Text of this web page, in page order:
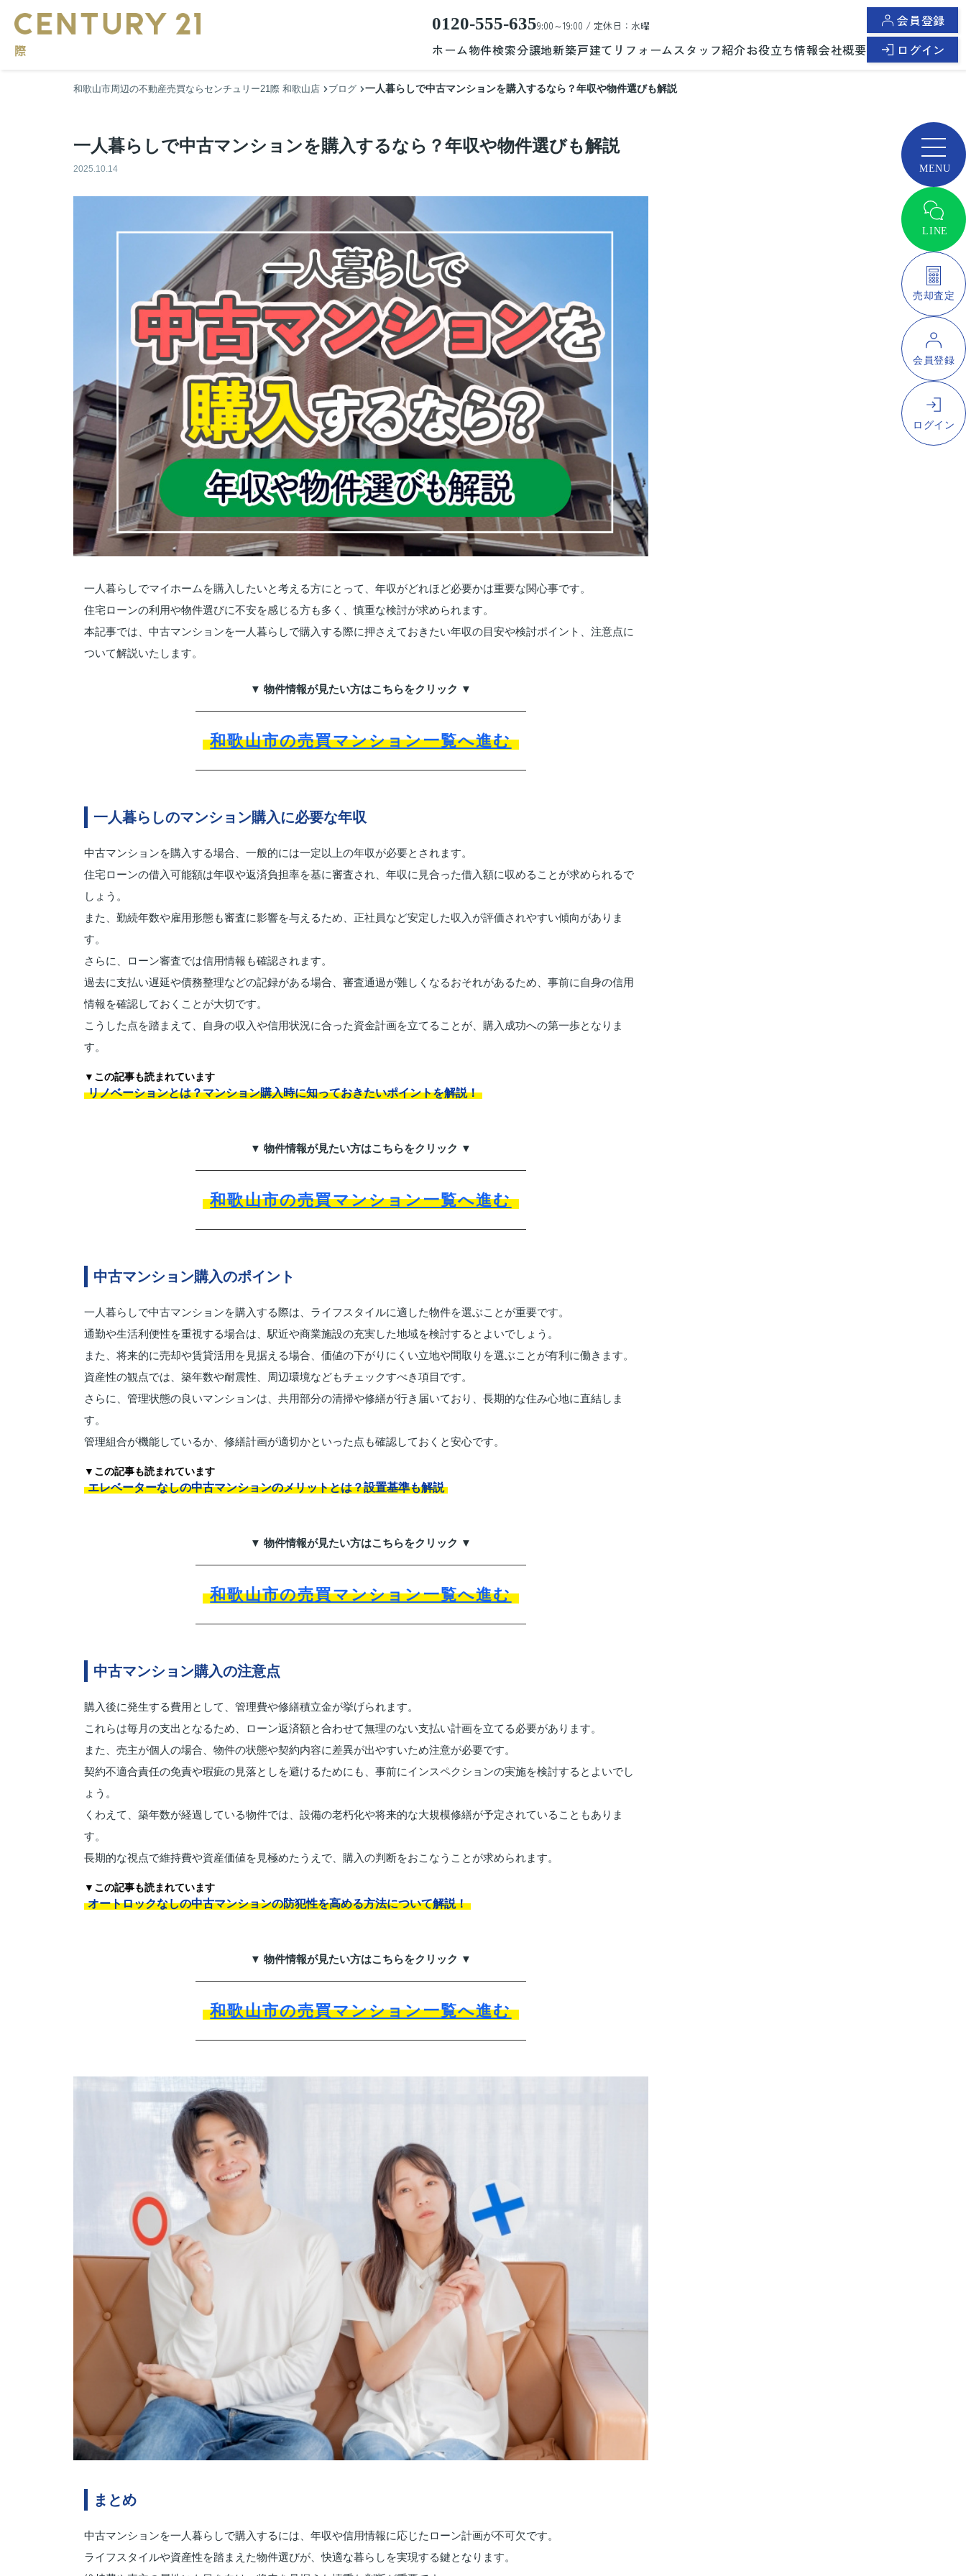
0120-555-6359:00～19:00 / 定休日：水曜
ホーム物件検索分譲地新築戸建て リフォーム スタッフ紹介お役立ち情報会社概要
会員登録
ログイン
和歌山市周辺の不動産売買ならセンチュリー21際 和歌山店 ブログ 一人暮らしで中古マンションを購入するなら？年収や物件選びも解説
一人暮らしで中古マンションを購入するなら？年収や物件選びも解説
2025.10.14
一人暮らしでマイホームを購入したいと考える方にとって、年収がどれほど必要かは重要な関心事です。
住宅ローンの利用や物件選びに不安を感じる方も多く、慎重な検討が求められます。
本記事では、中古マンションを一人暮らしで購入する際に押さえておきたい年収の目安や検討ポイント、注意点に
ついて解説いたします。
▼ 物件情報が見たい方はこちらをクリック ▼
和歌山市の売買マンション一覧へ進む
一人暮らしのマンション購入に必要な年収
中古マンションを購入する場合、一般的には一定以上の年収が必要とされます。
住宅ローンの借入可能額は年収や返済負担率を基に審査され、年収に見合った借入額に収めることが求められるで
しょう。
また、勤続年数や雇用形態も審査に影響を与えるため、正社員など安定した収入が評価されやすい傾向がありま
す。
さらに、ローン審査では信用情報も確認されます。
過去に支払い遅延や債務整理などの記録がある場合、審査通過が難しくなるおそれがあるため、事前に自身の信用
情報を確認しておくことが大切です。
こうした点を踏まえて、自身の収入や信用状況に合った資金計画を立てることが、購入成功への第一歩となりま
す。
▼この記事も読まれています
リノベーションとは？マンション購入時に知っておきたいポイントを解説！
▼ 物件情報が見たい方はこちらをクリック ▼
和歌山市の売買マンション一覧へ進む
中古マンション購入のポイント
一人暮らしで中古マンションを購入する際は、ライフスタイルに適した物件を選ぶことが重要です。
通勤や生活利便性を重視する場合は、駅近や商業施設の充実した地域を検討するとよいでしょう。
また、将来的に売却や賃貸活用を見据える場合、価値の下がりにくい立地や間取りを選ぶことが有利に働きます。
資産性の観点では、築年数や耐震性、周辺環境などもチェックすべき項目です。
さらに、管理状態の良いマンションは、共用部分の清掃や修繕が行き届いており、長期的な住み心地に直結しま
す。
管理組合が機能しているか、修繕計画が適切かといった点も確認しておくと安心です。
▼この記事も読まれています
エレベーターなしの中古マンションのメリットとは？設置基準も解説
▼ 物件情報が見たい方はこちらをクリック ▼
和歌山市の売買マンション一覧へ進む
中古マンション購入の注意点
購入後に発生する費用として、管理費や修繕積立金が挙げられます。
これらは毎月の支出となるため、ローン返済額と合わせて無理のない支払い計画を立てる必要があります。
また、売主が個人の場合、物件の状態や契約内容に差異が出やすいため注意が必要です。
契約不適合責任の免責や瑕疵の見落としを避けるためにも、事前にインスペクションの実施を検討するとよいでし
ょう。
くわえて、築年数が経過している物件では、設備の老朽化や将来的な大規模修繕が予定されていることもありま
す。
長期的な視点で維持費や資産価値を見極めたうえで、購入の判断をおこなうことが求められます。
▼この記事も読まれています
オートロックなしの中古マンションの防犯性を高める方法について解説！
▼ 物件情報が見たい方はこちらをクリック ▼
和歌山市の売買マンション一覧へ進む
まとめ
中古マンションを一人暮らしで購入するには、年収や信用情報に応じたローン計画が不可欠です。
ライフスタイルや資産性を踏まえた物件選びが、快適な暮らしを実現する鍵となります。